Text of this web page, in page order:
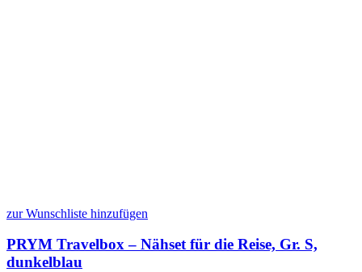
zur Wunschliste hinzufügen
PRYM Travelbox – Nähset für die Reise, Gr. S,
dunkelblau